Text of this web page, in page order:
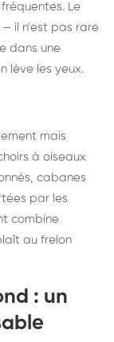
Le
il n'est pas rare
dans une
lève les yeux.
mais
à oiseaux
cabanes
par les
combine
au frelon
: un